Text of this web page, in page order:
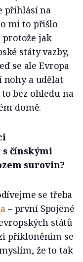
přihlásí na
mi to přišlo
protože jak
státy vazby,
se ale Evropa
nohy a udělat
bez ohledu na
domě.
čínskými
surovin?
se třeba
– první Spojené
států
přikloněním se
že to tak